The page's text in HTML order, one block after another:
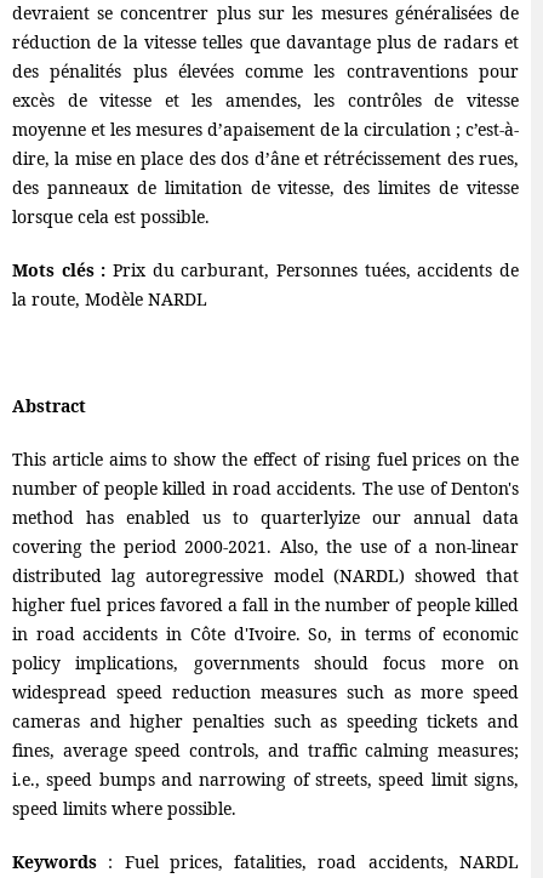
devraient se concentrer plus sur les mesures généralisées de
réduction de la vitesse telles que davantage plus de radars et
des pénalités plus élevées comme les contraventions pour
excès de vitesse et les amendes, les contrôles de vitesse
moyenne et les mesures d’apaisement de la circulation ; c’est-à-
dire, la mise en place des dos d’âne et rétrécissement des rues,
des panneaux de limitation de vitesse, des limites de vitesse
lorsque cela est possible.
Mots clés : Prix du carburant, Personnes tuées, accidents de
la route, Modèle NARDL
Abstract
This article aims to show the effect of rising fuel prices on the
number of people killed in road accidents. The use of Denton's
method has enabled us to quarterlyize our annual data
covering the period 2000-2021. Also, the use of a non-linear
distributed lag autoregressive model (NARDL) showed that
higher fuel prices favored a fall in the number of people killed
in road accidents in Côte d'Ivoire. So, in terms of economic
policy implications, governments should focus more on
widespread speed reduction measures such as more speed
cameras and higher penalties such as speeding tickets and
fines, average speed controls, and traffic calming measures;
i.e., speed bumps and narrowing of streets, speed limit signs,
speed limits where possible.
Keywords: Fuel prices, fatalities, road accidents, NARDL